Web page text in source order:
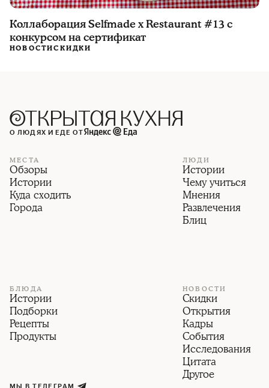
Коллаборация Selfmade x Restaurant #13 с
конкурсом на сертификат
НОВОСТИСКИДКИ
О ЛЮДЯХ И ЕДЕ ОТ
МЕСТА
Обзоры
Истории
Куда сходить
Города
ЛЮДИ
Истории
Чему учиться
Мнения
Развлечения
Блиц
БЛЮДА
Истории
Подборки
Рецепты
Продукты
НОВОСТИ
Скидки
Открытия
Кадры
События
Исследования
Цитата
Другое
МЫ В ТЕЛЕГРАМ